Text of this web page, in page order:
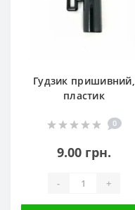
Гудзик пришивний,
пластик
0
9.00 грн.
- +